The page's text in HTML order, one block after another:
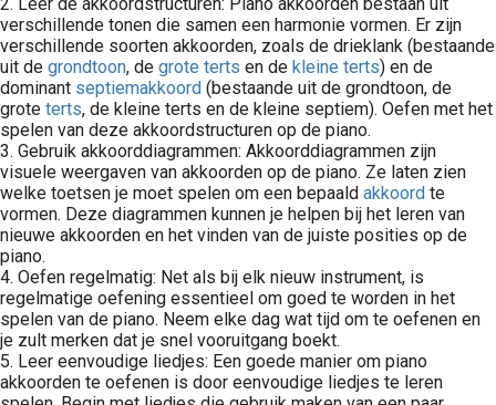
verschillende tonen die samen een harmonie vormen. Er zijn
verschillende soorten akkoorden, zoals de drieklank (bestaande
uit de grondtoon, de grote terts en de kleine terts) en de
dominant septiemakkoord (bestaande uit de grondtoon, de
grote terts, de kleine terts en de kleine septiem). Oefen met het
spelen van deze akkoordstructuren op de piano.
3. Gebruik akkoorddiagrammen: Akkoorddiagrammen zijn
visuele weergaven van akkoorden op de piano. Ze laten zien
welke toetsen je moet spelen om een bepaald akkoord te
vormen. Deze diagrammen kunnen je helpen bij het leren van
nieuwe akkoorden en het vinden van de juiste posities op de
piano.
4. Oefen regelmatig: Net als bij elk nieuw instrument, is
regelmatige oefening essentieel om goed te worden in het
spelen van de piano. Neem elke dag wat tijd om te oefenen en
je zult merken dat je snel vooruitgang boekt.
5. Leer eenvoudige liedjes: Een goede manier om piano
akkoorden te oefenen is door eenvoudige liedjes te leren